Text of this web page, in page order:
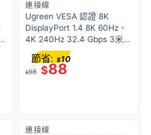
連接線
Ugreen VESA 認證 8K
DisplayPort 1.4 8K 60Hz、
4K 240Hz 32.4 Gbps 3米
電纜 | DP114 / 80393
$98 $88
節省: $10
連接線